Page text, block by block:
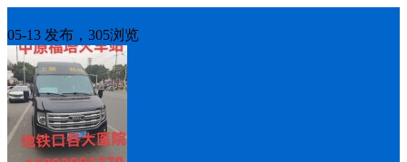
05-13 发布，305浏览